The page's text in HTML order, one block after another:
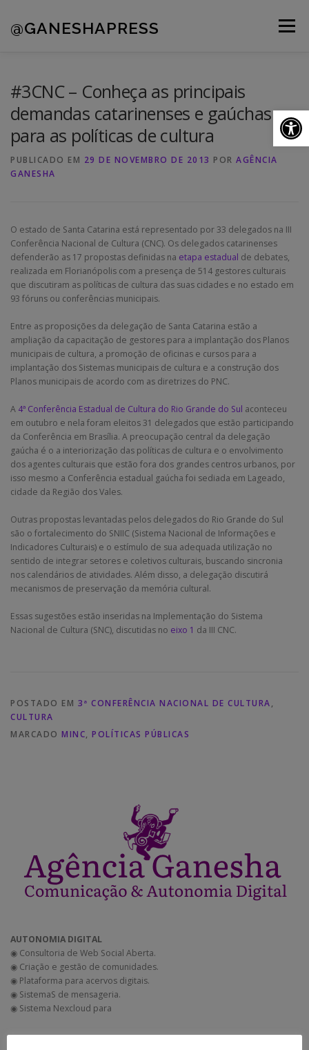
@GANESHAPRESS Menu
CONTATOS
#3CNC – Conheça as principais
demandas catarinenses e gaúchas
para as políticas de cultura
PUBLICADO EM 29 DE NOVEMBRO DE 2013 POR AGÊNCIA
GANESHA
O estado de Santa Catarina está representado por 33 delegados na III
Conferência Nacional de Cultura (CNC). Os delegados catarinenses
defenderão as 17 propostas definidas na etapa estadual de debates,
realizada em Florianópolis com a presença de 514 gestores culturais
que discutiram as políticas de cultura das suas cidades e no estado em
93 fóruns ou conferências municipais.
Entre as proposições da delegação de Santa Catarina estão a
ampliação da capacitação de gestores para a implantação dos Planos
municipais de cultura, a promoção de oficinas e cursos para a
implantação dos Sistemas municipais de cultura e a construção dos
Planos municipais de acordo com as diretrizes do PNC.
A 4ª Conferência Estadual de Cultura do Rio Grande do Sul aconteceu
em outubro e nela foram eleitos 31 delegados que estão participando
da Conferência em Brasília. A preocupação central da delegação
gaúcha é o a interiorização das políticas de cultura e o envolvimento
dos agentes culturais que estão fora dos grandes centros urbanos, por
isso mesmo a Conferência estadual gaúcha foi sediada em Lageado,
cidade da Região dos Vales.
Outras propostas levantadas pelos delegados do Rio Grande do Sul
são o fortalecimento do SNIIC (Sistema Nacional de Informações e
Indicadores Culturais) e o estímulo de sua adequada utilização no
sentido de integrar setores e coletivos culturais, buscando sincronia
nos calendários de atividades. Além disso, a delegação discutirá
mecanismos de preservação da memória cultural.
Essas sugestões estão inseridas na Implementação do Sistema
Nacional de Cultura (SNC), discutidas no eixo 1 da III CNC.
POSTADO EM 3ª CONFERÊNCIA NACIONAL DE CULTURA,
CULTURA
MARCADO MINC, POLÍTICAS PÚBLICAS
AUTONOMIA DIGITAL
◉ Consultoria de Web Social Aberta.
◉ Criação e gestão de comunidades.
◉ Plataforma para acervos digitais.
◉ SistemaS de mensageria.
◉ Sistema Nexcloud para